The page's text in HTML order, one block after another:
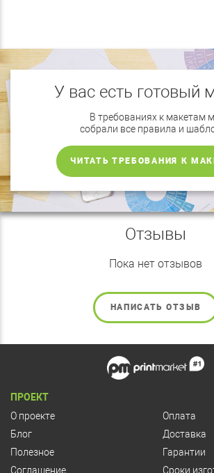
У вас есть готовый
В требованиях к макетам
собрали все правила и
ЧИТАТЬ ТРЕБОВАНИЯ К
Отзывы
Пока нет отзывов
НАПИСАТЬ ОТЗЫВ
ПРОЕКТ
О проекте
Блог
Полезное
Соглашение
Оплата
Доставка
Гарантии
Сроки